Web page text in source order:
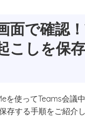
面で確認
こしを保
を使ってTeams会議
存する手順をご紹介し